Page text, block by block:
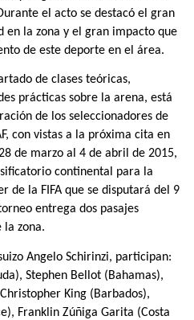
el acto se destacó el gran
en la zona y el gran impacto que
de este deporte en el área.
de clases teóricas,
prácticas sobre la arena, está
de los seleccionadores de
con vistas a la próxima cita en
de marzo al 4 de abril de 2015,
continental para la
de la FIFA que se disputará del 9
entrega dos pasajes
la zona.
Angelo Schirinzi, participan:
Stephen Bellot (Bahamas),
King (Barbados),
Franklin Zúñiga Garita (Costa